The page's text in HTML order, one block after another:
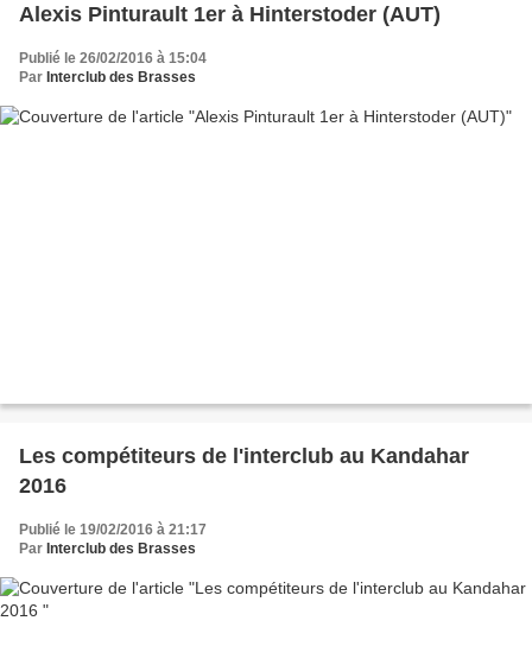
Alexis Pinturault 1er à Hinterstoder (AUT)
Publié le 26/02/2016 à 15:04
Par Interclub des Brasses
Les compétiteurs de l'interclub au Kandahar
2016
Publié le 19/02/2016 à 21:17
Par Interclub des Brasses